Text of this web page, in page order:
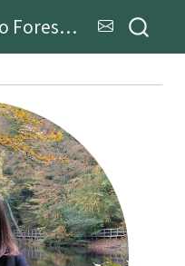
Red de Decaimiento Forestal